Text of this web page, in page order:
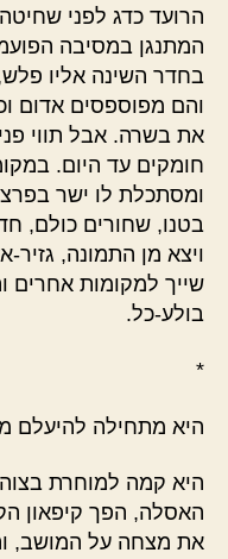
הרועד כדג לפני
המתנגן במסיבה
בחדר השינה אליו
והם מפוספסים אדום
את בשרה. אבל תווי
חומקים עד היום.
ומסתכלת לו ישר
בטנו, שחורים כולם,
ויצא מן התמונה,
שייך למקומות אחרים
בולע-כל.
*
היא מתחילה להיעלם
היא קמה למוחרת
האסלה, הפך קיפאון
את מצחה על המושב,